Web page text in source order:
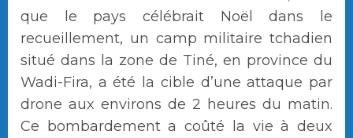
que le pays célébrait Noël dans le
recueillement, un camp militaire tchadien
situé dans la zone de Tiné, en province du
Wadi-Fira, a été la cible d’une attaque par
drone aux environs de 2 heures du matin.
Ce bombardement a coûté la vie à deux